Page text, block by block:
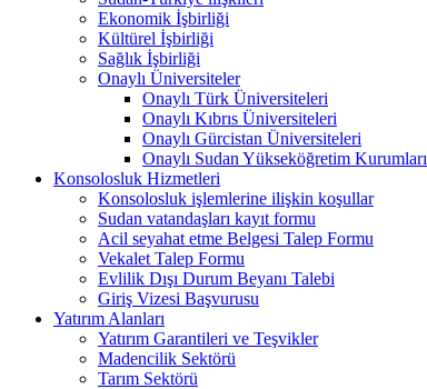
Ekonomik İşbirliği
Kültürel İşbirliği
Sağlık İşbirliği
Onaylı Üniversiteler
Onaylı Türk Üniversiteleri
Onaylı Kıbrıs Üniversiteleri
Onaylı Gürcistan Üniversiteleri
Onaylı Sudan Yükseköğretim Kurumları
Konsolosluk Hizmetleri
Konsolosluk işlemlerine ilişkin koşullar
Sudan vatandaşları kayıt formu
Acil seyahat etme Belgesi Talep Formu
Vekalet Talep Formu
Evlilik Dışı Durum Beyanı Talebi
Giriş Vizesi Başvurusu
Yatırım Alanları
Yatırım Garantileri ve Teşvikler
Madencilik Sektörü
Tarım Sektörü